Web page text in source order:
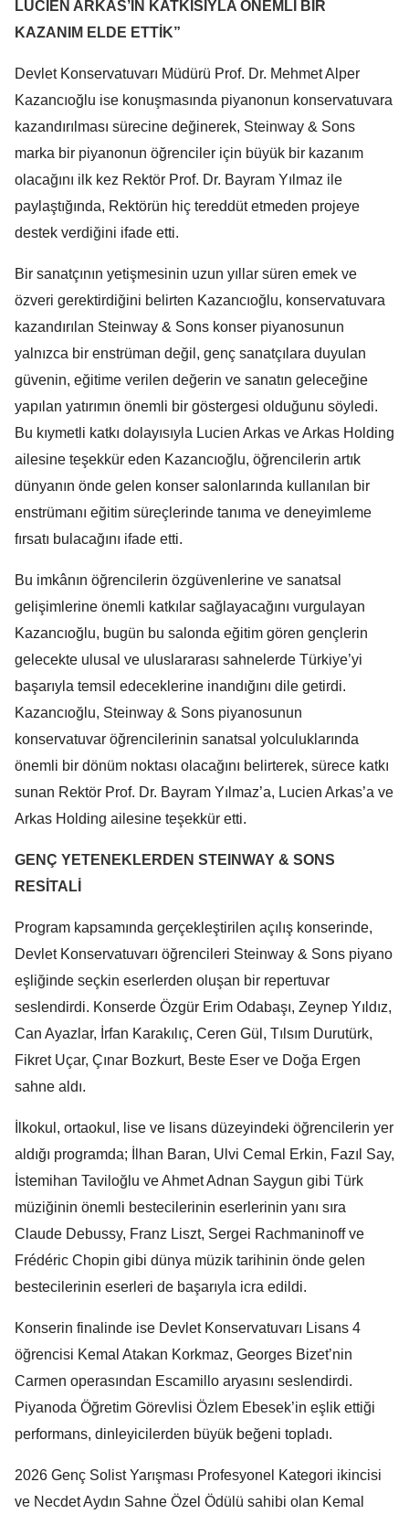
LUCIEN ARKAS’IN KATKISIYLA ÖNEMLİ BİR
KAZANIM ELDE ETTİK”
Devlet Konservatuvarı Müdürü Prof. Dr. Mehmet Alper
Kazancıoğlu ise konuşmasında piyanonun konservatuvara
kazandırılması sürecine değinerek, Steinway & Sons
marka bir piyanonun öğrenciler için büyük bir kazanım
olacağını ilk kez Rektör Prof. Dr. Bayram Yılmaz ile
paylaştığında, Rektörün hiç tereddüt etmeden projeye
destek verdiğini ifade etti.
Bir sanatçının yetişmesinin uzun yıllar süren emek ve
özveri gerektirdiğini belirten Kazancıoğlu, konservatuvara
kazandırılan Steinway & Sons konser piyanosunun
yalnızca bir enstrüman değil, genç sanatçılara duyulan
güvenin, eğitime verilen değerin ve sanatın geleceğine
yapılan yatırımın önemli bir göstergesi olduğunu söyledi.
Bu kıymetli katkı dolayısıyla Lucien Arkas ve Arkas Holding
ailesine teşekkür eden Kazancıoğlu, öğrencilerin artık
dünyanın önde gelen konser salonlarında kullanılan bir
enstrümanı eğitim süreçlerinde tanıma ve deneyimleme
fırsatı bulacağını ifade etti.
Bu imkânın öğrencilerin özgüvenlerine ve sanatsal
gelişimlerine önemli katkılar sağlayacağını vurgulayan
Kazancıoğlu, bugün bu salonda eğitim gören gençlerin
gelecekte ulusal ve uluslararası sahnelerde Türkiye’yi
başarıyla temsil edeceklerine inandığını dile getirdi.
Kazancıoğlu, Steinway & Sons piyanosunun
konservatuvar öğrencilerinin sanatsal yolculuklarında
önemli bir dönüm noktası olacağını belirterek, sürece katkı
sunan Rektör Prof. Dr. Bayram Yılmaz’a, Lucien Arkas’a ve
Arkas Holding ailesine teşekkür etti.
GENÇ YETENEKLERDEN STEINWAY & SONS
RESİTALİ
Program kapsamında gerçekleştirilen açılış konserinde,
Devlet Konservatuvarı öğrencileri Steinway & Sons piyano
eşliğinde seçkin eserlerden oluşan bir repertuvar
seslendirdi. Konserde Özgür Erim Odabaşı, Zeynep Yıldız,
Can Ayazlar, İrfan Karakılıç, Ceren Gül, Tılsım Durutürk,
Fikret Uçar, Çınar Bozkurt, Beste Eser ve Doğa Ergen
sahne aldı.
İlkokul, ortaokul, lise ve lisans düzeyindeki öğrencilerin yer
aldığı programda; İlhan Baran, Ulvi Cemal Erkin, Fazıl Say,
İstemihan Taviloğlu ve Ahmet Adnan Saygun gibi Türk
müziğinin önemli bestecilerinin eserlerinin yanı sıra
Claude Debussy, Franz Liszt, Sergei Rachmaninoff ve
Frédéric Chopin gibi dünya müzik tarihinin önde gelen
bestecilerinin eserleri de başarıyla icra edildi.
Konserin finalinde ise Devlet Konservatuvarı Lisans 4
öğrencisi Kemal Atakan Korkmaz, Georges Bizet’nin
Carmen operasından Escamillo aryasını seslendirdi.
Piyanoda Öğretim Görevlisi Özlem Ebesek’in eşlik ettiği
performans, dinleyicilerden büyük beğeni topladı.
2026 Genç Solist Yarışması Profesyonel Kategori ikincisi
ve Necdet Aydın Sahne Özel Ödülü sahibi olan Kemal